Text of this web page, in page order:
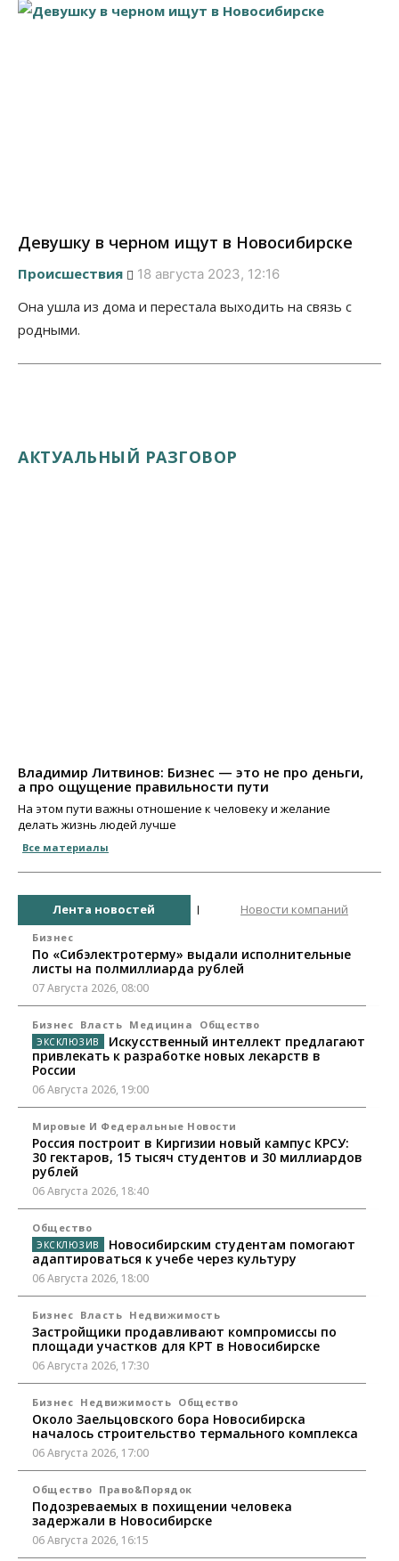
Девушку в черном ищут в Новосибирске
Происшествия 18 августа 2023, 12:16
Она ушла из дома и перестала выходить на связь с
родными.
АКТУАЛЬНЫЙ РАЗГОВОР
Владимир Литвинов: Бизнес — это не про деньги,
а про ощущение правильности пути
На этом пути важны отношение к человеку и желание
делать жизнь людей лучше
Все материалы
Лента новостей Новости компаний
Бизнес
По «Сибэлектротерму» выдали исполнительные
листы на полмиллиарда рублей
07 Августа 2026, 08:00
Бизнес Власть Медицина Общество
Искусственный интеллект предлагают
привлекать к разработке новых лекарств в
России
06 Августа 2026, 19:00
Мировые И Федеральные Новости
Россия построит в Киргизии новый кампус КРСУ:
30 гектаров, 15 тысяч студентов и 30 миллиардов
рублей
06 Августа 2026, 18:40
Общество
Новосибирским студентам помогают
адаптироваться к учебе через культуру
06 Августа 2026, 18:00
Бизнес Власть Недвижимость
Застройщики продавливают компромиссы по
площади участков для КРТ в Новосибирске
06 Августа 2026, 17:30
Бизнес Недвижимость Общество
Около Заельцовского бора Новосибирска
началось строительство термального комплекса
06 Августа 2026, 17:00
Общество Право&Порядок
Подозреваемых в похищении человека
задержали в Новосибирске
06 Августа 2026, 16:15